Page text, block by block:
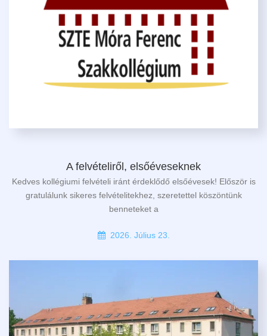
A felvételiről, elsőéveseknek
Kedves kollégiumi felvételi iránt érdeklődő elsőévesek! Először is
gratulálunk sikeres felvételitekhez, szeretettel köszöntünk
benneteket a
2026. Július 23.